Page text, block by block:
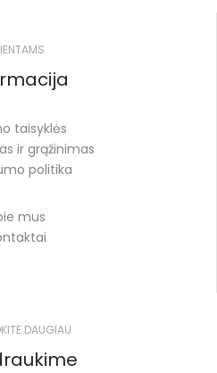
taisyklės
ir grąžinimas
politika
mus
DAUGIAU